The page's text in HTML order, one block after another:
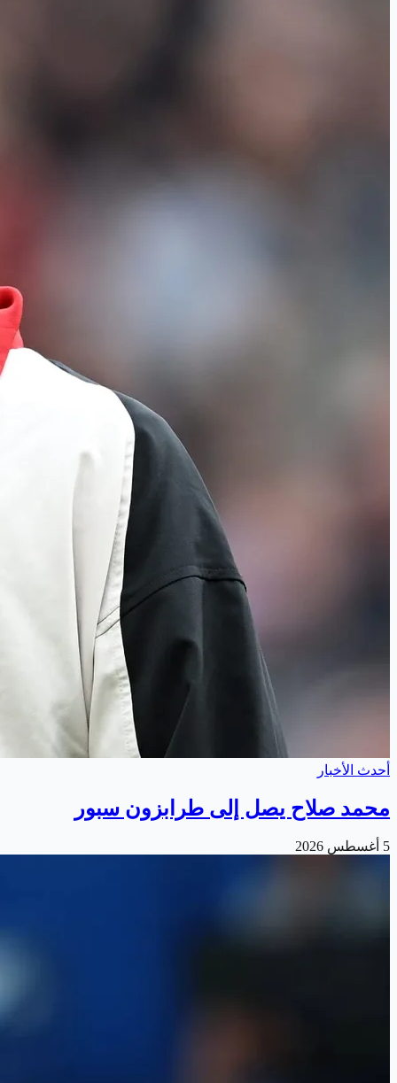
أحدث الأخبار
محمد صلاح يصل إلى طرابزون سبور
5 أغسطس 2026